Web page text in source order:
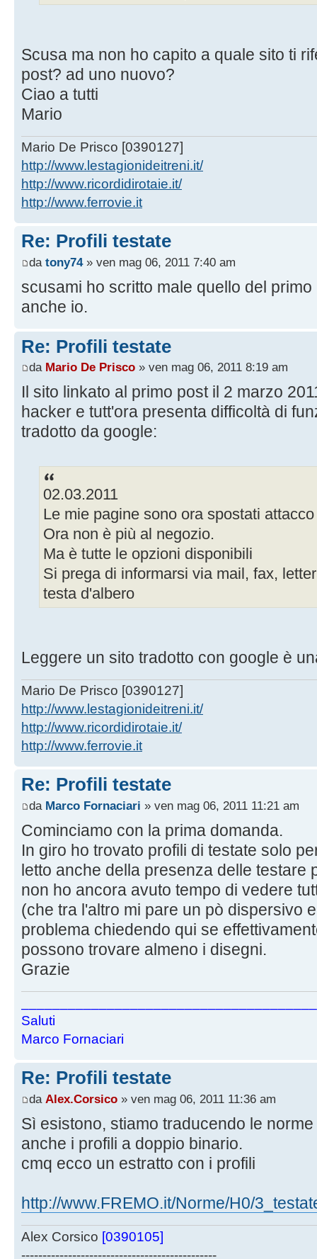
Scusa ma non ho capito a quale sito ti
post? ad uno nuovo?
Ciao a tutti
Mario
Mario De Prisco [0390127]
http://www.lestagionideitreni.it/
http://www.ricordidirotaie.it/
http://www.ferrovie.it
Re: Profili testate
da tony74» ven mag 06, 2011 7:40 am
scusami ho scritto male quello del
anche io.
Re: Profili testate
da Mario De Prisco » ven mag 06, 2011 8:19 am
Il sito linkato al primo post il 2 marzo
hacker e tutt'ora presenta difficoltà di
tradotto da google:
02.03.2011
Le mie pagine sono ora spostati
Ora non è più al negozio.
Ma è tutte le opzioni disponibili
Si prega di informarsi via mail, fax,
testa d'albero
Leggere un sito tradotto con google è
Mario De Prisco [0390127]
http://www.lestagionideitreni.it/
http://www.ricordidirotaie.it/
http://www.ferrovie.it
Re: Profili testate
da Marco Fornaciari » ven mag 06, 2011 11:21 am
Cominciamo con la prima domanda.
In giro ho trovato profili di testate solo
letto anche della presenza delle testare
non ho ancora avuto tempo di vedere
(che tra l'altro mi pare un pò dispersivo
problema chiedendo qui se
possono trovare almeno i disegni.
Grazie
Saluti
Marco Fornaciari
Re: Profili testate
da Alex.Corsico » ven mag 06, 2011 11:36 am
Sì esistono, stiamo traducendo le
anche i profili a doppio binario.
cmq ecco un estratto con i profili
http://www.FREMO.it/Norme/H0/
Alex Corsico [0390105]
----------------------------------------------